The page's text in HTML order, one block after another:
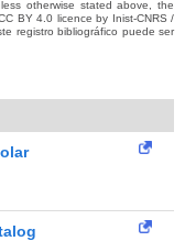
otherwise stated above, the
BY 4.0 licence by Inist-CNRS /
registro bibliográfico puede ser